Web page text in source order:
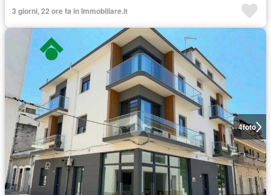
3 giorni, 22 ore fa in Immobiliare.it
4foto